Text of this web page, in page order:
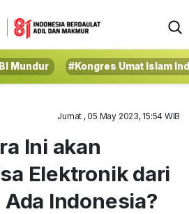
Mundur #Kongres Umat Islam
Jumat , 05 May 2023, 15:54 WIB
Ini akan
Elektronik dari
Indonesia?